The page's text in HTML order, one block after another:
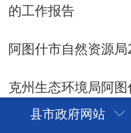
作报告
共有44条
首页
上一页
县市政府网站